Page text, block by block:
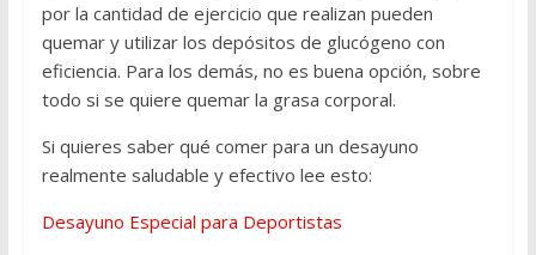
por la cantidad de ejercicio que realizan pueden
quemar y utilizar los depósitos de glucógeno con
eficiencia. Para los demás, no es buena opción, sobre
todo si se quiere quemar la grasa corporal.
Si quieres saber qué comer para un desayuno
realmente saludable y efectivo lee esto:
Desayuno Especial para Deportistas